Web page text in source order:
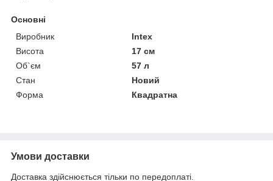
Основні
Виробник
Intex
Висота
17 см
Об`єм
57 л
Стан
Новий
Форма
Квадратна
Умови доставки
Доставка здійснюється тільки по передоплаті.